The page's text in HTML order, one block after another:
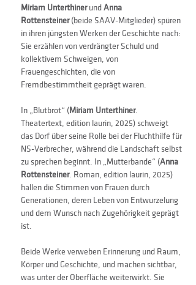
Miriam Unterthiner und Anna
Rottensteiner (beide SAAV-Mitglieder) spüren
in ihren jüngsten Werken der Geschichte nach:
Sie erzählen von verdrängter Schuld und
kollektivem Schweigen, von
Frauengeschichten, die von
Fremdbestimmtheit geprägt waren.
In „Blutbrot“ (Miriam Unterthiner.
Theatertext, edition laurin, 2025) schweigt
das Dorf über seine Rolle bei der Fluchthilfe für
NS-Verbrecher, während die Landschaft selbst
zu sprechen beginnt. In „Mutterbande“ (Anna
Rottensteiner. Roman, edition laurin, 2025)
hallen die Stimmen von Frauen durch
Generationen, deren Leben von Entwurzelung
und dem Wunsch nach Zugehörigkeit geprägt
ist.
Beide Werke verweben Erinnerung und Raum,
Körper und Geschichte, und machen sichtbar,
was unter der Oberfläche weiterwirkt. Sie